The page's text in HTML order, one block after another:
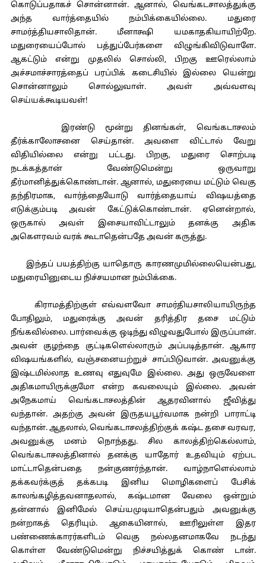
கொடுப்பதாகச் சொன்னான். ஆனால், வெங்கடசாலத்துக்கு
அந்த வார்த்தையில் நம்பிக்கையில்லை. மதுரை
சாமர்த்தியசாலிதான். மீனாக்ஷி யமகாதகியாயிற்றே.
மதுரையைப்போல் பத்துப்பேர்களை விழுங்கிவிடுவாளே.
ஆகட்டும் என்று முதலில் சொல்லி, பிறகு ஊரெல்லாம்
அச்சமாச்சாரத்தைப் பரப்பிக் கடைசியில் இல்லை யென்று
சொன்னாலும் சொல்லுவாள். அவள் அவ்வளவு
செய்யக்கூடியவள்!
இரண்டு மூன்று தினங்கள், வெங்கடாசலம்
தீர்க்காலோசனை செய்தான். அவளை விட்டால் வேறு
விதியில்லை என்று பட்டது. பிறகு, மதுரை சொற்படி
நடக்கத்தான் வேண்டுமென்று ஒருவாறு
தீர்மானித்துக்கொண்டான். ஆனால், மதுரையை மட்டும் வெகு
தந்திரமாக, வார்த்தையோடு வார்த்தையாய் விஷயத்தை
எடுக்கும்படி அவன் கேட்டுக்கொண்டான். ஏனென்றால்,
ஒருகால் அவள் இசையாவிட்டாலும் தனக்கு அதிக
அகௌரவம் வரக் கூடாதென்பதே அவன் கருத்து.
இந்தப் பயத்திற்கு யாதொரு காரணமுமில்லையென்பது,
மதுரையினுடைய நிச்சயமான நம்பிக்கை.
கிராமத்திற்குள் எவ்வளவோ சாமர்தியசாலியாயிருந்த
போதிலும், மதுரைக்கு அவன் தரித்திர தசை மட்டும்
நீங்கவில்லை. பார்வைக்கு ஒடிந்து விழுவதுபோல் இருப்பான்.
அவன் குழந்தை குட்டிகளெல்லாரும் அப்படித்தான். ஆகார
விஷயங்களில், வஞ்சனையற்றுச் சாப்பிடுவான். அவனுக்கு
இஷ்டமில்லாத உணவு எதுவுமே இல்லை. அது ஒருவேளை
அதிகமாயிருக்குமோ என்ற கவலையும் இல்லை. அவன்
அநேகமாய் வெங்கடாசலத்தின் ஆதரவினால் ஜீவித்து
வந்தான். அதற்கு அவன் இருதயபூர்வமாக நன்றி பாராட்டி
வந்தான். ஆதலால், வெங்கடாசலத்திற்குக் கஷ்ட தசை வரவர,
அவனுக்கு மனம் நொந்தது. சில காலத்திற்கெல்லாம்,
வெங்கடாசலத்தினால் தனக்கு யாதோர் உதவியும் ஏற்பட
மாட்டாதென்பதை நன்குணர்ந்தான். வாழ்நாளெல்லாம்
தக்கவர்க்குத் தக்கபடி இனிய மொழிகளைப் பேசிக்
காலங்கழித்தவனாதலால், கஷ்டமான வேலை ஒன்றும்
தன்னால் இனிமேல் செய்யமுடியாதென்பதும் அவனுக்கு
நன்றாகத் தெரியும். ஆகையினால், ஊரிலுள்ள இதர
பண்ணைக்காரர்களிடம் வெகு நல்லதனமாகவே நடந்து
கொள்ள வேண்டுமென்று நிச்சயித்துக் கொண் டான்.